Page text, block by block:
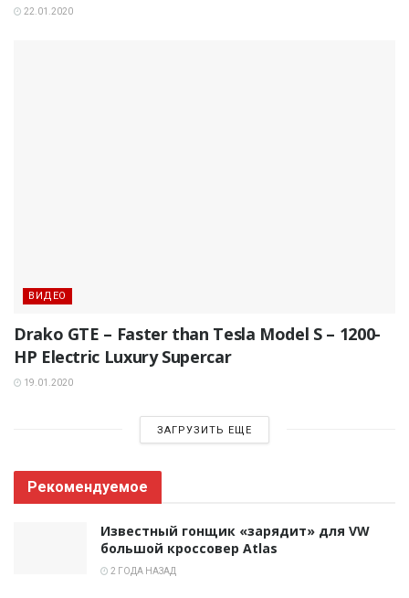
22.01.2020
ВИДЕО
Drako GTE – Faster than Tesla Model S – 1200-
HP Electric Luxury Supercar
19.01.2020
ЗАГРУЗИТЬ ЕЩЕ
Рекомендуемое
Известный гонщик «зарядит» для VW
большой кроссовер Atlas
2 ГОДА НАЗАД